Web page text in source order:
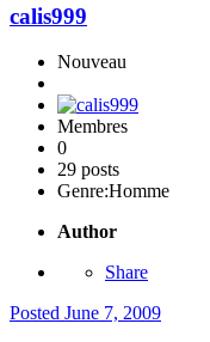
calis999
Nouveau
Membres
0
29 posts
Genre:Homme
Author
Share
Posted June 7, 2009